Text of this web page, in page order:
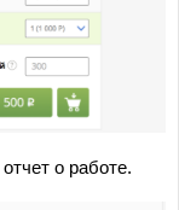
о работе.